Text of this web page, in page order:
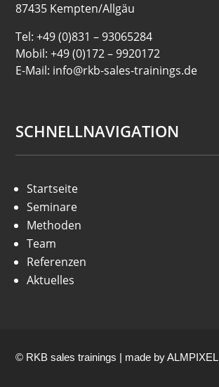
87435 Kempten/Allgäu
Tel: +49 (0)831 – 93065284
Mobil: +49 (0)172 – 9920172
E-Mail: info@rkb-sales-trainings.de
SCHNELLNAVIGATION
Startseite
Seminare
Methoden
Team
Referenzen
Aktuelles
© RKB sales trainings | made byALMPIXEL